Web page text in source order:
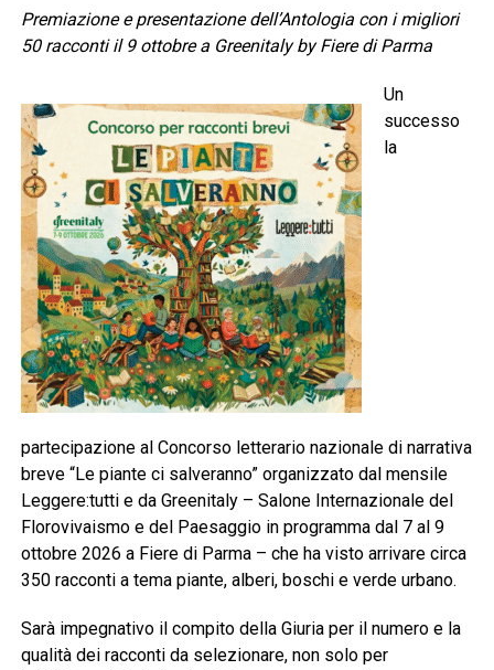
Premiazione e presentazione dell’Antologia con i migliori
50 racconti il 9 ottobre a Greenitaly by Fiere di Parma
Un
successo
la
partecipazione al Concorso letterario nazionale di narrativa
breve “Le piante ci salveranno” organizzato dal mensile
Leggere:tutti e da Greenitaly – Salone Internazionale del
Florovivaismo e del Paesaggio in programma dal 7 al 9
ottobre 2026 a Fiere di Parma – che ha visto arrivare circa
350 racconti a tema piante, alberi, boschi e verde urbano.
Sarà impegnativo il compito della Giuria per il numero e la
qualità dei racconti da selezionare, non solo per